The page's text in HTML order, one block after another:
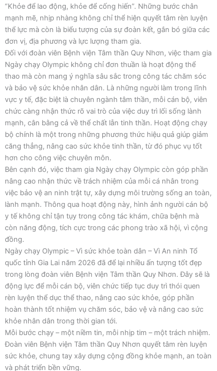
“Khỏe để lao động, khỏe để cống hiến”. Những bước chân
mạnh mẽ, nhịp nhàng không chỉ thể hiện quyết tâm rèn luyện
thể lực mà còn là biểu tượng của sự đoàn kết, gắn bó giữa các
đơn vị, địa phương và lực lượng tham gia.
Đối với đoàn viên Bệnh viện Tâm thần Quy Nhơn, việc tham gia
Ngày chạy Olympic không chỉ đơn thuần là hoạt động thể
thao mà còn mang ý nghĩa sâu sắc trong công tác chăm sóc
và bảo vệ sức khỏe nhân dân. Là những người làm trong lĩnh
vực y tế, đặc biệt là chuyên ngành tâm thần, mỗi cán bộ, viên
chức càng nhận thức rõ vai trò của việc duy trì lối sống lành
mạnh, cân bằng cả về thể chất lẫn tinh thần. Hoạt động chạy
bộ chính là một trong những phương thức hiệu quả giúp giảm
căng thẳng, nâng cao sức khỏe tinh thần, từ đó phục vụ tốt
hơn cho công việc chuyên môn.
Bên cạnh đó, việc tham gia Ngày chạy Olympic còn góp phần
nâng cao nhận thức về trách nhiệm của mỗi cá nhân trong
việc bảo vệ an ninh trật tự, xây dựng môi trường sống an toàn,
lành mạnh. Thông qua hoạt động này, hình ảnh người cán bộ
y tế không chỉ tận tụy trong công tác khám, chữa bệnh mà
còn năng động, tích cực trong các phong trào xã hội, vì cộng
đồng.
Ngày chạy Olympic – Vì sức khỏe toàn dân – Vì An ninh Tổ
quốc tỉnh Gia Lai năm 2026 đã để lại nhiều ấn tượng tốt đẹp
trong lòng đoàn viên Bệnh viện Tâm thần Quy Nhơn. Đây sẽ là
động lực để mỗi cán bộ, viên chức tiếp tục duy trì thói quen
rèn luyện thể dục thể thao, nâng cao sức khỏe, góp phần
hoàn thành tốt nhiệm vụ chăm sóc, bảo vệ và nâng cao sức
khỏe nhân dân trong thời gian tới.
Mỗi bước chạy – một niềm tin, mỗi nhịp tim – một trách nhiệm.
Đoàn viên Bệnh viện Tâm thần Quy Nhơn quyết tâm rèn luyện
sức khỏe, chung tay xây dựng cộng đồng khỏe mạnh, an toàn
và phát triển bền vững.